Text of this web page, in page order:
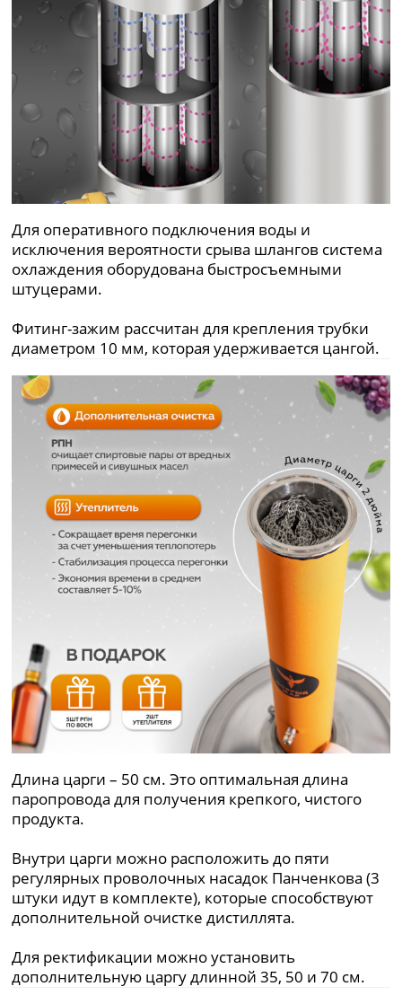
Для оперативного подключения воды и
исключения вероятности срыва шлангов система
охлаждения оборудована быстросъемными
штуцерами.
Фитинг-зажим рассчитан для крепления трубки
диаметром 10 мм, которая удерживается цангой.
Длина царги – 50 см. Это оптимальная длина
паропровода для получения крепкого, чистого
продукта.
Внутри царги можно расположить до пяти
регулярных проволочных насадок Панченкова (3
штуки идут в комплекте), которые способствуют
дополнительной очистке дистиллята.
Для ректификации можно установить
дополнительную царгу длинной 35, 50 и 70 см.